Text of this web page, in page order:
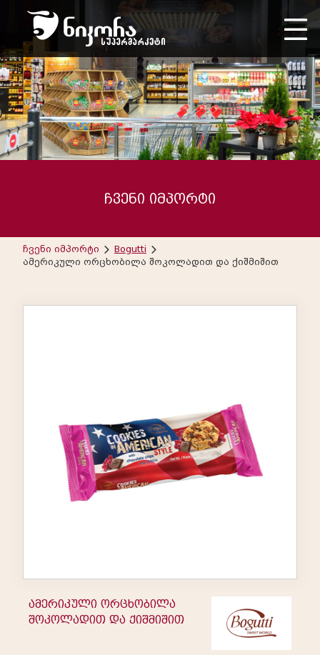
ჩვენი იმპორტი
ჩვენი იმპორტი
Bogutti
ამერიკული ორცხობილა შოკოლადით და ქიშმიშით
ამერიკული ორცხობილა
შოკოლადით და ქიშმიშით